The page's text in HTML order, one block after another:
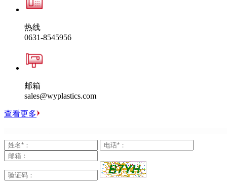
热线
0631-8545956
邮箱
sales@wyplastics.com
查看更多